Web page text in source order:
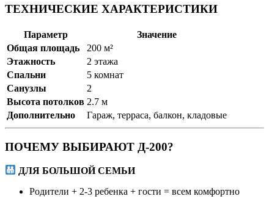
ТЕХНИЧЕСКИЕ ХАРАКТЕРИСТИКИ
Параметр
Значение
Общая площадь
200 м²
Этажность
2 этажа
Спальни
5 комнат
Санузлы
2
Высота потолков 2.7 м
Дополнительно
Гараж, терраса, балкон, кладовые
ПОЧЕМУ ВЫБИРАЮТ Д-200?
ДЛЯ БОЛЬШОЙ СЕМЬИ
Родители + 2-3 ребенка + гости = всем комфортно